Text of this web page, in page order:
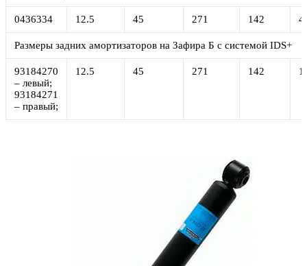
0436334 12.5 45 271 142
Размеры задних амортизаторов на Зафира Б с системой IDS+
93184270
– левый;
93184271
– правый;
12.5 45 271 142